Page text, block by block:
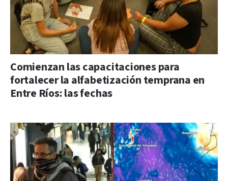
Comienzan las capacitaciones para
fortalecer la alfabetización temprana en
Entre Ríos: las fechas